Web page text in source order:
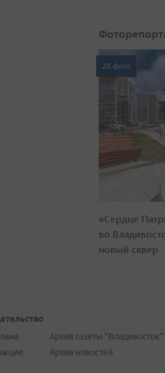
20 фото
«Сердце
во
новый сквер
Архив газеты "Владивосток"
Архив новостей